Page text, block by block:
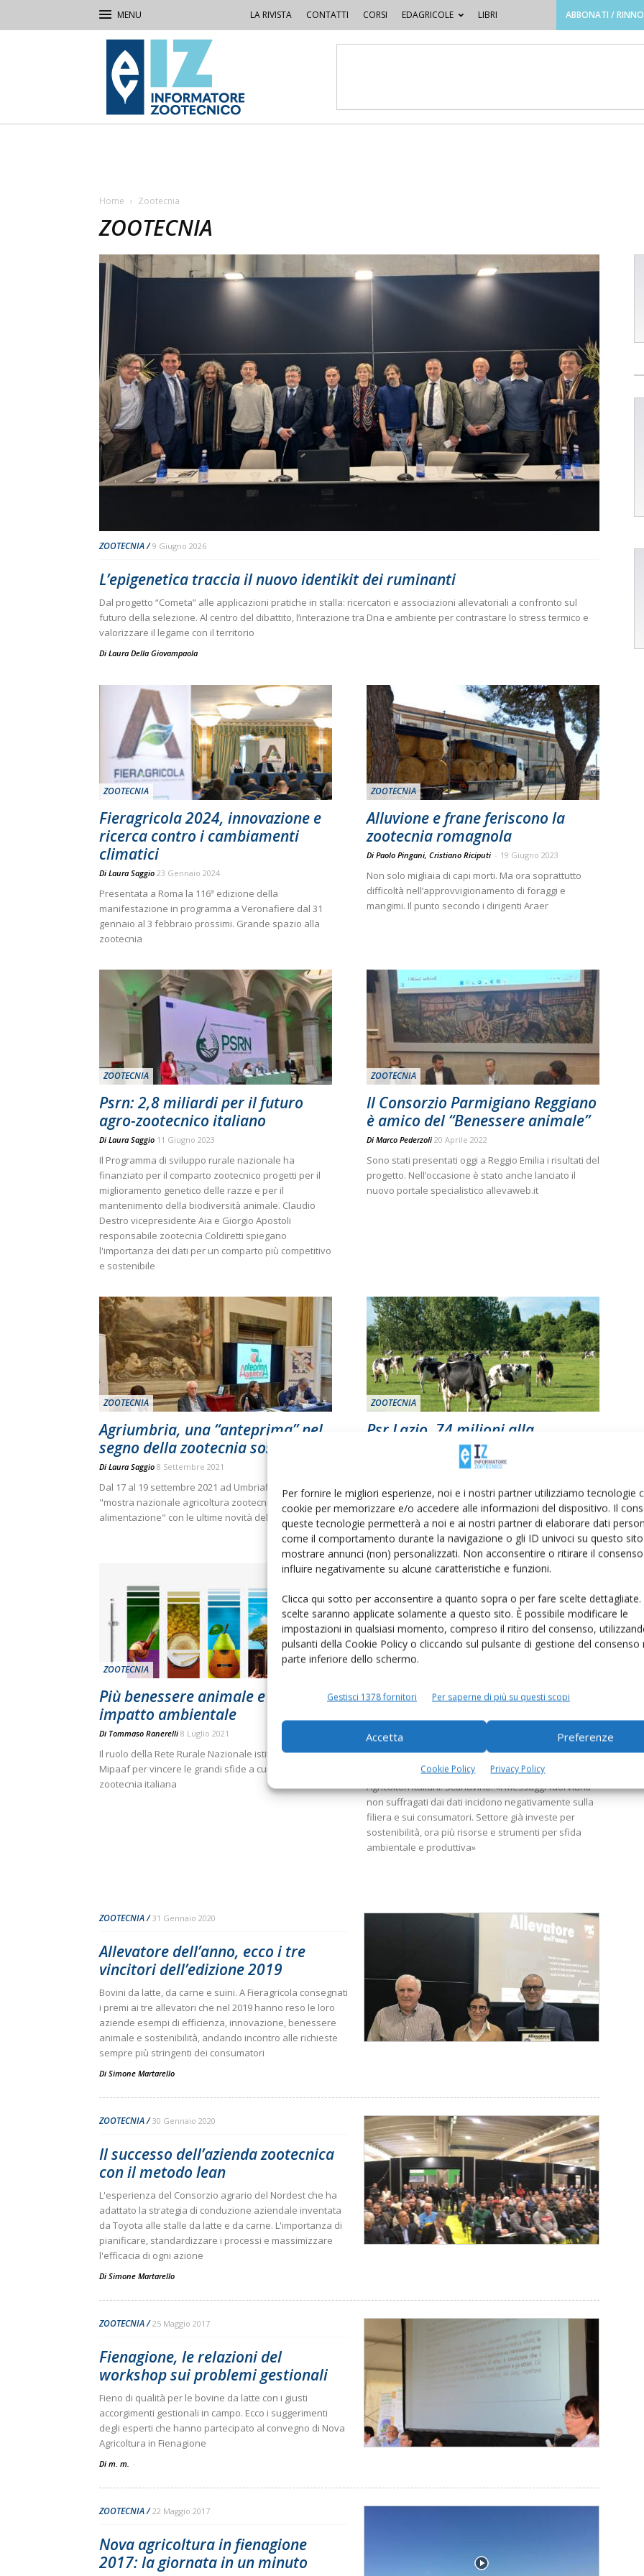
Per fornire le migliori esperienze, noi e i nostri partner utilizziamo tecnologie
cookie per memorizzare e/o accedere alle informazioni del dispositivo. Il
queste tecnologie permetterà a noi e ai nostri partner di elaborare dati
come il comportamento durante la navigazione o gli ID univoci su questo
mostrare annunci (non) personalizzati. Non acconsentire o ritirare il
influire negativamente su alcune caratteristiche e funzioni.
Clicca qui sotto per acconsentire a quanto sopra o per fare scelte dettagliate.
scelte saranno applicate solamente a questo sito. È possibile modificare le
impostazioni in qualsiasi momento, compreso il ritiro del consenso,
pulsanti della Cookie Policy o cliccando sul pulsante di gestione del consenso
parte inferiore dello schermo.
Gestisci 1378 fornitori Per saperne di più su questi scopi
Accetta Preferenze
Cookie Policy Privacy Policy
LA RIVISTA CONTATTI CORSI EDAGRICOLE LIBRI ABBONATI /
IZ
Informatore
Zootecnico
Home Zootecnia
ZOOTECNIA
ZOOTECNIA 9 Giugno 2026
L’epigenetica traccia il nuovo identikit dei ruminanti
Dal progetto “Cometa” alle applicazioni pratiche in stalla: ricercatori e associazioni allevatoriali a confronto sul
futuro della selezione. Al centro del dibattito, l’interazione tra Dna e ambiente per contrastare lo stress termico e
valorizzare il legame con il territorio
Di Laura Della Giovampaola
ZOOTECNIA
Fieragricola 2024, innovazione e
ricerca contro i cambiamenti
climatici
Di Laura Saggio 23 Gennaio 2024
Presentata a Roma la 116ª edizione della
manifestazione in programma a Veronafiere dal 31
gennaio al 3 febbraio prossimi. Grande spazio alla
zootecnia
ZOOTECNIA
Alluvione e frane feriscono la
zootecnia romagnola
Di Paolo Pingani, Cristiano Riciputi - 19 Giugno 2023
Non solo migliaia di capi morti. Ma ora soprattutto
difficoltà nell’approvvigionamento di foraggi e
mangimi. Il punto secondo i dirigenti Araer
ZOOTECNIA
Psrn: 2,8 miliardi per il futuro
agro-zootecnico italiano
Di Laura Saggio 11 Giugno 2023
Il Programma di sviluppo rurale nazionale ha
finanziato per il comparto zootecnico progetti per il
miglioramento genetico delle razze e per il
mantenimento della biodiversità animale. Claudio
Destro vicepresidente Aia e Giorgio Apostoli
responsabile zootecnia Coldiretti spiegano
l'importanza dei dati per un comparto più competitivo
e sostenibile
ZOOTECNIA
Il Consorzio Parmigiano Reggiano
è amico del “Benessere animale”
Di Marco Pederzoli 20 Aprile 2022
Sono stati presentati oggi a Reggio Emilia i risultati del
progetto. Nell’occasione è stato anche lanciato il
nuovo portale specialistico allevaweb.it
ZOOTECNIA
Agriumbria, una “anteprima” nel
segno della zootecnia sostenibile
Di Laura Saggio 8 Settembre 2021
Dal 17 al 19 settembre 2021 ad Umbriafiere riparte la
"mostra nazionale agricoltura zootecnia
alimentazione" con le ultime novità del settore
ZOOTECNIA
Psr Lazio, 74 milioni alla
25 Agosto 2021
L’emergenza Covid è costata alle stalle italiane 1,7
miliardi di euro. Granieri: «Questi finanziamenti
rappresentano una boccata di ossigeno per le tante
aziende laziali vessate dalla crisi»
ZOOTECNIA
Più benessere animale e meno
impatto ambientale
Di Tommaso Ranerelli 8 Luglio 2021
Il ruolo della Rete Rurale Nazionale istituita dal
Mipaaf per vincere le grandi sfide a cui è chiamata la
zootecnia italiana
Da allevamenti 5,2% di emissioni.
verde
DiLaura Saggio 27 Aprile 2021
Il punto nel corso di un webinar organizzato da Cia-
Agricoltori Italiani. Scanavino: «I messaggi fuorvianti
non suffragati dai dati incidono negativamente sulla
filiera e sui consumatori. Settore già investe per
sostenibilità, ora più risorse e strumenti per sfida
ambientale e produttiva»
ZOOTECNIA 31 Gennaio 2020
Allevatore dell’anno, ecco i tre
vincitori dell’edizione 2019
Bovini da latte, da carne e suini. A Fieragricola consegnati
i premi ai tre allevatori che nel 2019 hanno reso le loro
aziende esempi di efficienza, innovazione, benessere
animale e sostenibilità, andando incontro alle richieste
sempre più stringenti dei consumatori
Di Simone Martarello
ZOOTECNIA 30 Gennaio 2020
Il successo dell’azienda zootecnica
con il metodo lean
L'esperienza del Consorzio agrario del Nordest che ha
adattato la strategia di conduzione aziendale inventata
da Toyota alle stalle da latte e da carne. L'importanza di
pianificare, standardizzare i processi e massimizzare
l'efficacia di ogni azione
Di Simone Martarello
ZOOTECNIA 25 Maggio 2017
Fienagione, le relazioni del
workshop sui problemi gestionali
Fieno di qualità per le bovine da latte con i giusti
accorgimenti gestionali in campo. Ecco i suggerimenti
degli esperti che hanno partecipato al convegno di Nova
Agricoltura in Fienagione
Di m. m. -
ZOOTECNIA 22 Maggio 2017
Nova agricoltura in fienagione
2017: la giornata in un minuto